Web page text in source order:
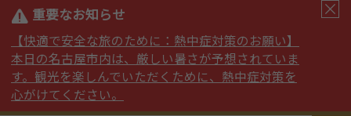
重要なお知らせ
【快適で安全な旅のために：熱中症対策のお願い】
本日の名古屋市内は、厳しい暑さが予想されていま
す。観光を楽しんでいただくために、熱中症対策を
心がけてください。